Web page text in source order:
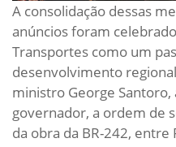
A consolidação dessas
anúncios foram
Transportes como um
desenvolvimento
ministro George Santoro,
governador, a ordem de
da obra da BR-242, entre